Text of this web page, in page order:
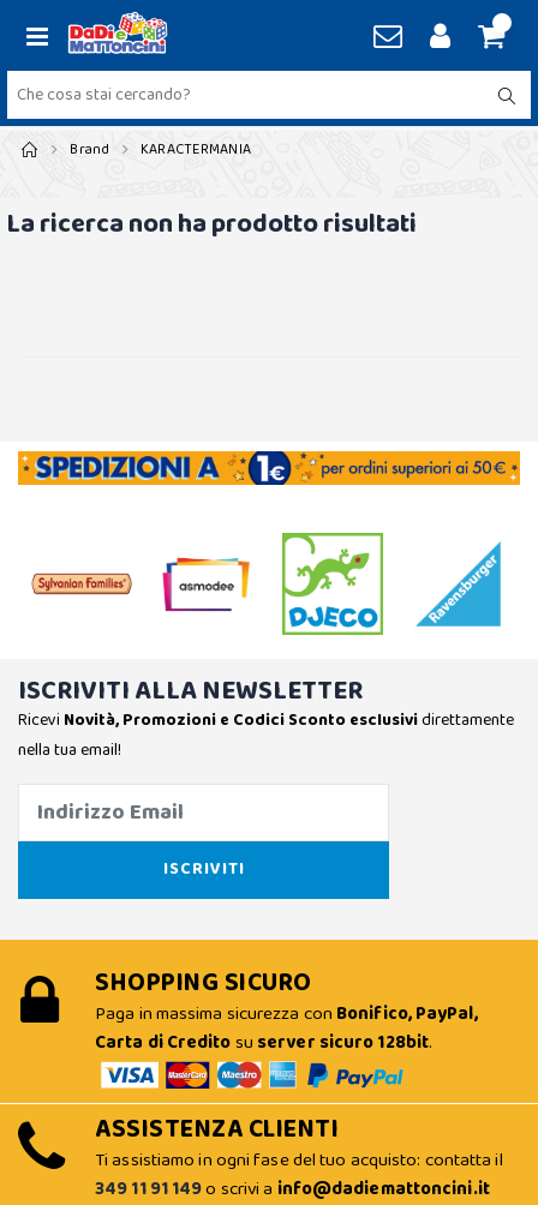
Brand KARACTERMANIA
La ricerca non ha prodotto risultati
ISCRIVITI ALLA NEWSLETTER
Ricevi Novità, Promozioni e Codici Sconto esclusividirettamente
nella tua email!
SHOPPING SICURO
Paga in massima sicurezza con Bonifico, PayPal,
Carta di Creditosu server sicuro 128bit.
ASSISTENZA CLIENTI
Ti assistiamo in ogni fase del tuo acquisto: contatta il
349 11 91 149o scrivi a info@dadiemattoncini.it